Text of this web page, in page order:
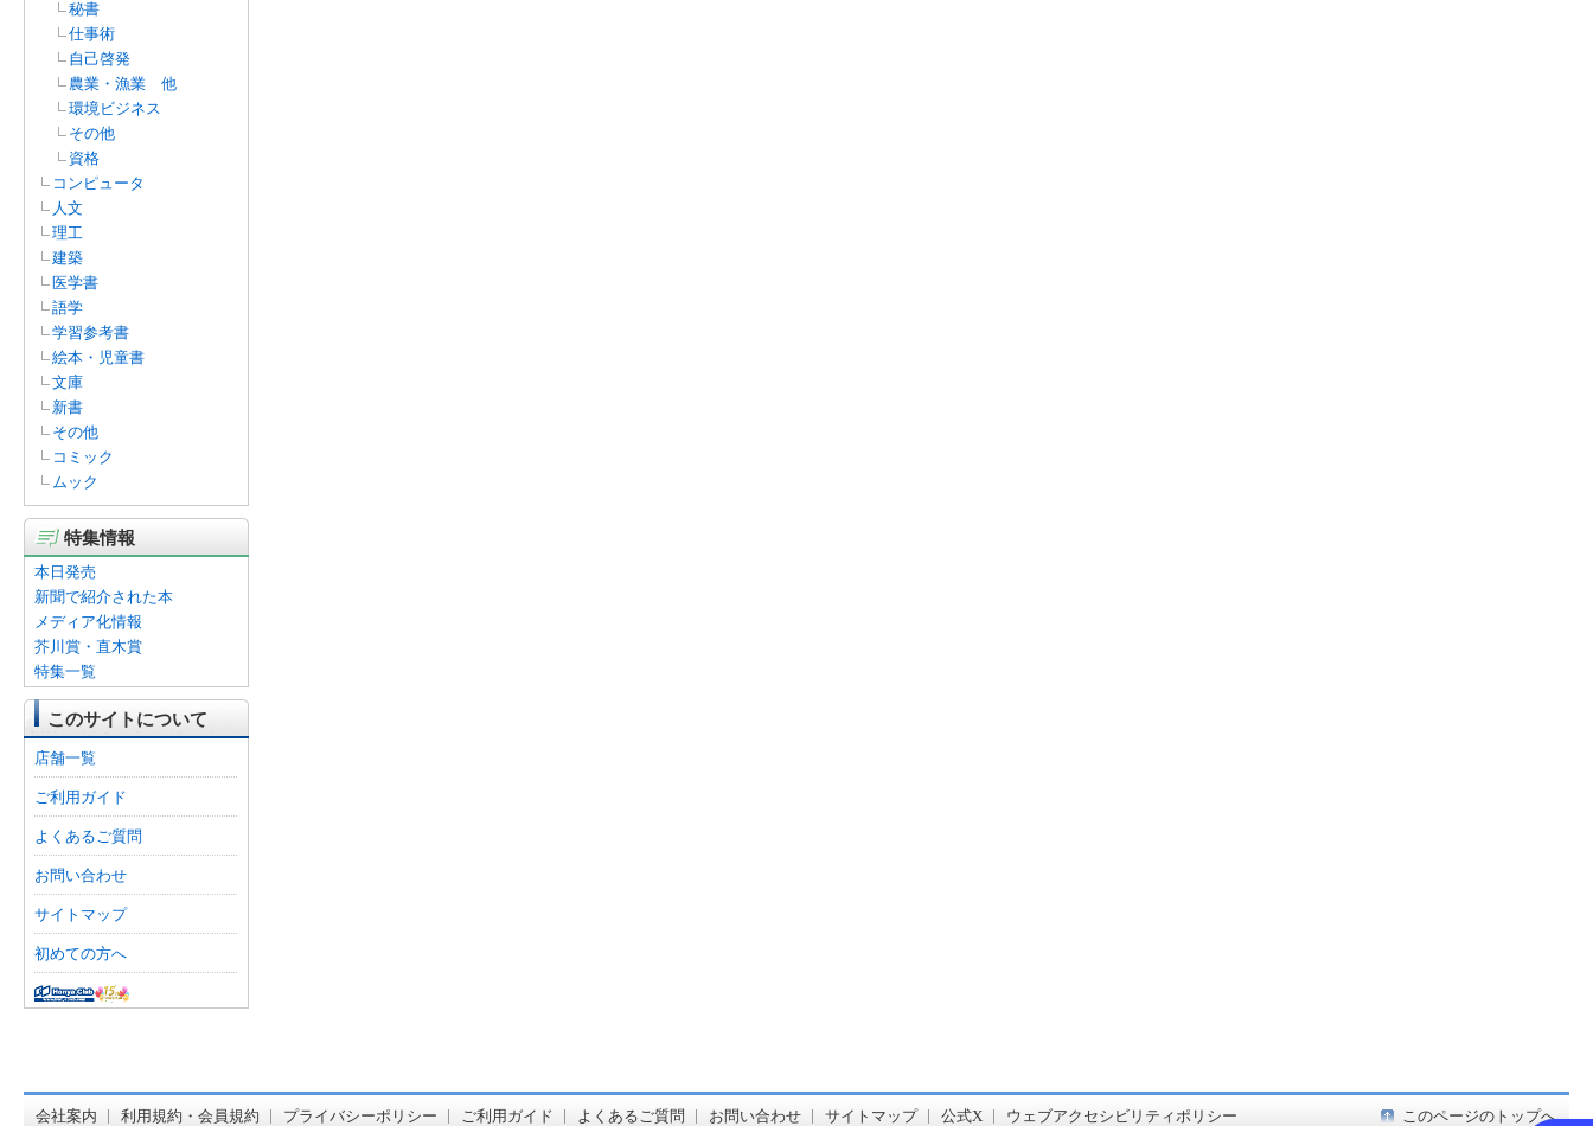
秘書
仕事術
自己啓発
農業・漁業 他
環境ビジネス
その他
資格
コンピュータ
人文
理工
建築
医学書
語学
学習参考書
絵本・児童書
文庫
新書
その他
コミック
ムック
特集情報
本日発売
新聞で紹介された本
メディア化情報
芥川賞・直木賞
特集一覧
このサイトについて
店舗一覧
ご利用ガイド
よくあるご質問
お問い合わせ
サイトマップ
初めての方へ
会社案内 利用規約・会員規約 プライバシーポリシー ご利用ガイド よくあるご質問 お問い合わせ サイトマップ 公式X ウェブアクセシビリティポリシー このページのトップへ